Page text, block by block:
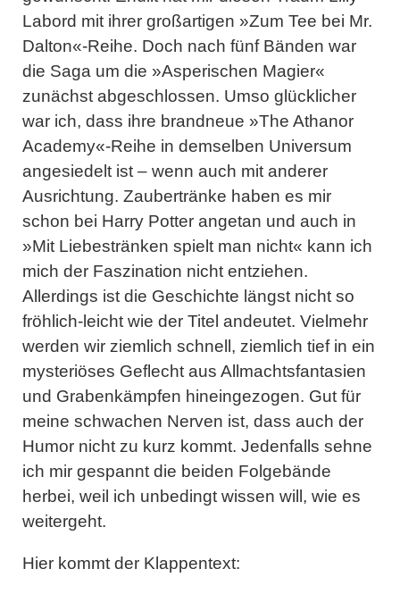
Labord mit ihrer großartigen »Zum Tee bei Mr.
Dalton«-Reihe. Doch nach fünf Bänden war
die Saga um die »Asperischen Magier«
zunächst abgeschlossen. Umso glücklicher
war ich, dass ihre brandneue »The Athanor
Academy«-Reihe in demselben Universum
angesiedelt ist – wenn auch mit anderer
Ausrichtung. Zaubertränke haben es mir
schon bei Harry Potter angetan und auch in
»Mit Liebestränken spielt man nicht« kann ich
mich der Faszination nicht entziehen.
Allerdings ist die Geschichte längst nicht so
fröhlich-leicht wie der Titel andeutet. Vielmehr
werden wir ziemlich schnell, ziemlich tief in ein
mysteriöses Geflecht aus Allmachtsfantasien
und Grabenkämpfen hineingezogen. Gut für
meine schwachen Nerven ist, dass auch der
Humor nicht zu kurz kommt. Jedenfalls sehne
ich mir gespannt die beiden Folgebände
herbei, weil ich unbedingt wissen will, wie es
weitergeht.
Hier kommt der Klappentext: